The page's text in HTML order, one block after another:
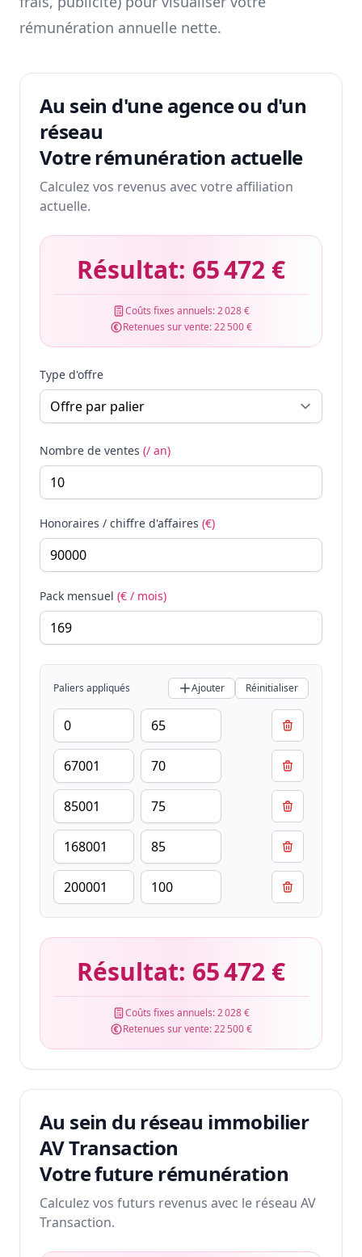
rémunération annuelle nette.
Au sein d'une agence ou d'un
réseau
Votre rémunération actuelle
Calculez vos revenus avec votre affiliation
actuelle.
Résultat: 65 472 €
Coûts fixes annuels:2 028 €
Retenues sur vente:22 500 €
Type d'offre
Nombre de ventes (/ an)
Honoraires / chiffre d'affaires (€)
Pack mensuel (€ / mois)
Paliers appliqués Ajouter Réinitialiser
Résultat: 65 472 €
Coûts fixes annuels:2 028 €
Retenues sur vente:22 500 €
Au sein du réseau immobilier
AV Transaction
Votre future rémunération
Calculez vos futurs revenus avec le réseau AV
Transaction.